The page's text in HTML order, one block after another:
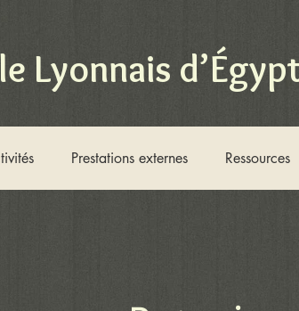
Lyonnais
Prestations externes Ressources